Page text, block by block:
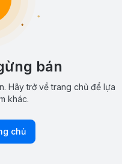
bán
Hãy trở về trang chủ để lựa
khác.
chủ